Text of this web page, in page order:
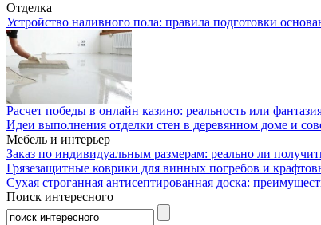
Отделка
Устройство наливного пола: правила подготовки
Расчет победы в онлайн казино: реальность или
Идеи выполнения отделки стен в деревянном доме и
Мебель и интерьер
Заказ по индивидуальным размерам: реально ли
Грязезащитные коврики для винных погребов и
Сухая строганная антисептированная доска:
Поиск интересного